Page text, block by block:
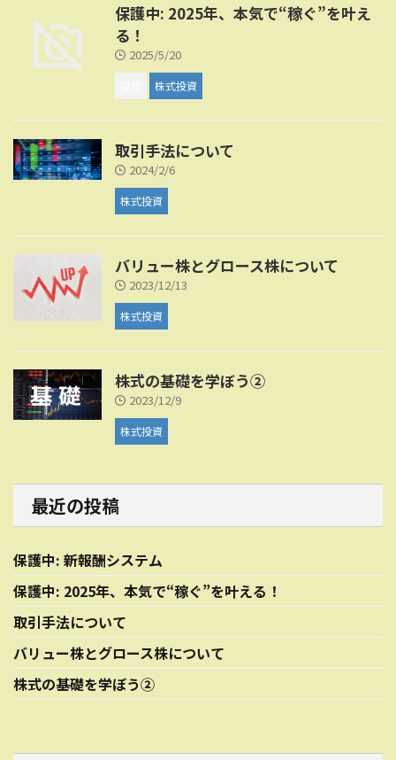
保護中: 2025年、本気で“稼ぐ”を叶え
る！
2025/5/20
株式投資
取引手法について
2024/2/6
株式投資
バリュー株とグロース株について
2023/12/13
株式投資
株式の基礎を学ぼう②
2023/12/9
株式投資
最近の投稿
保護中: 新報酬システム
保護中: 2025年、本気で“稼ぐ”を叶える！
取引手法について
バリュー株とグロース株について
株式の基礎を学ぼう②